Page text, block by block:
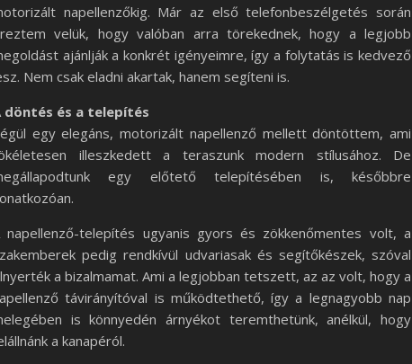
napellenzőkig. Már az első telefonbeszélgetés során
velük, hogy valóban arra törekednek, hogy a legjobb
ajánlják a konkrét igényeimre, így a folytatás is kedvező
Nem csak eladni akartak, hanem segíteni is.
döntés és a telepítés
egy elegáns, motorizált napellenző mellett döntöttem, ami
illeszkedett a teraszunk modern stílusához. De
egy előtető telepítésében is, későbbre
napellenző-telepítés ugyanis gyors és zökkenőmentes volt, a
pedig rendkívül udvariasak és segítőkészek, szóval
a bizalmamat. Ami a legjobban tetszett, az az volt, hogy a
távirányítóval is működtethető, így a legnagyobb nap
is könnyedén árnyékot teremthetünk, anélkül, hogy
a kanapéról.